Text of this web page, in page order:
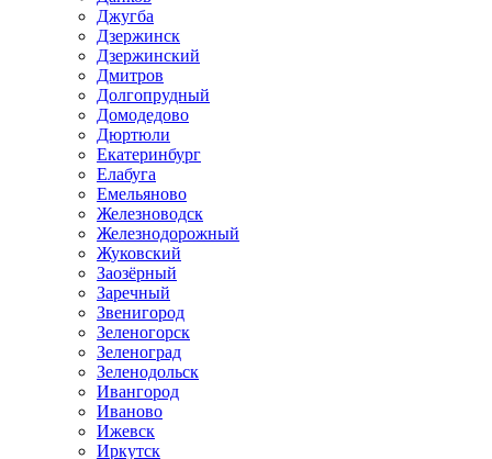
Джугба
Дзержинск
Дзержинский
Дмитров
Долгопрудный
Домодедово
Дюртюли
Екатеринбург
Елабуга
Емельяново
Железноводск
Железнодорожный
Жуковский
Заозёрный
Заречный
Звенигород
Зеленогорск
Зеленоград
Зеленодольск
Ивангород
Иваново
Ижевск
Иркутск